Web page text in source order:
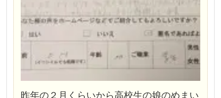
昨年の２月くらいから高校生の娘のめまい